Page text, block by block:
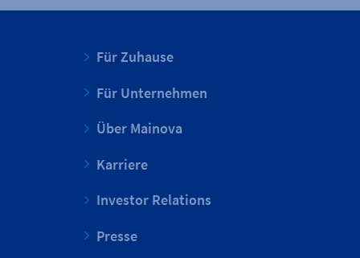
Für Zuhause
Für Unternehmen
Über Mainova
Karriere
Investor Relations
Presse